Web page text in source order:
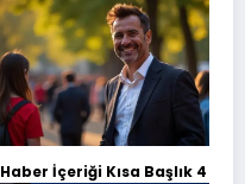
Haber İçeriği Kısa Başlık 4